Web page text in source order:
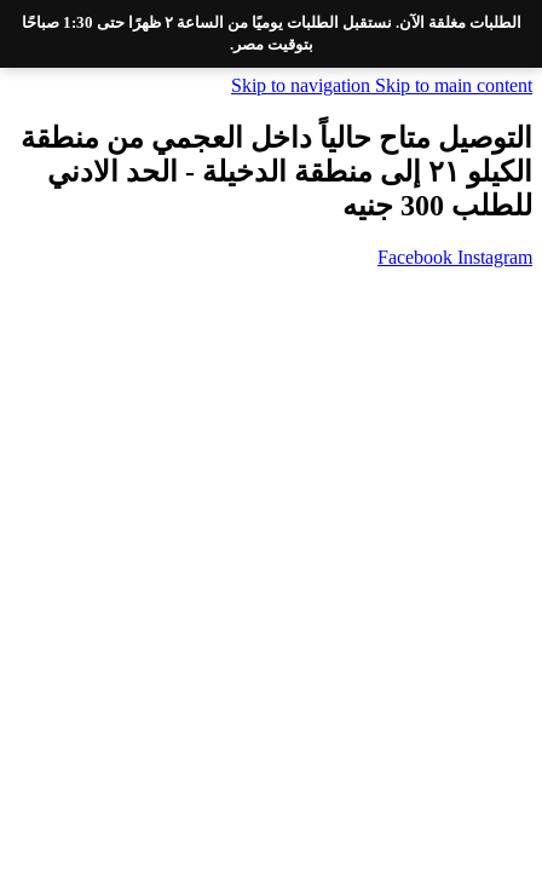
Skip to navigation Skip to main content
التوصيل متاح حالياً داخل العجمي من منطقة
الكيلو ٢١ إلى منطقة الدخيلة - الحد الادني
للطلب 300 جنيه
Facebook Instagram
الطلبات مغلقة الآن. نستقبل الطلبات يوميًا من الساعة ٢ ظهرًا حتى 1:30 صباحًا
بتوقيت مصر.